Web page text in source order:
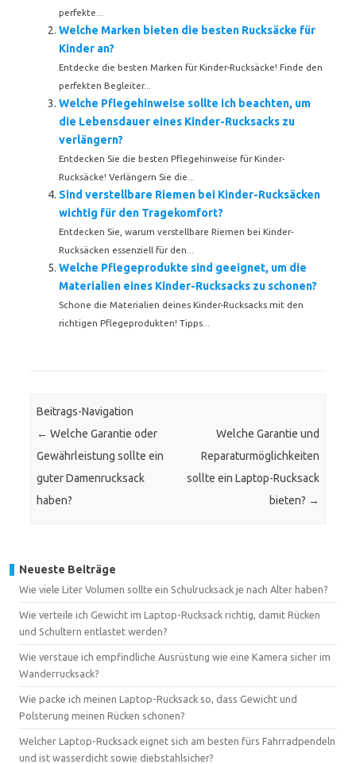
perfekte...
Welche Marken bieten die besten Rucksäcke für
Kinder an?
Entdecke die besten Marken für Kinder-Rucksäcke! Finde den
perfekten Begleiter...
Welche Pflegehinweise sollte ich beachten, um
die Lebensdauer eines Kinder-Rucksacks zu
verlängern?
Entdecken Sie die besten Pflegehinweise für Kinder-
Rucksäcke! Verlängern Sie die...
Sind verstellbare Riemen bei Kinder-Rucksäcken
wichtig für den Tragekomfort?
Entdecken Sie, warum verstellbare Riemen bei Kinder-
Rucksäcken essenziell für den...
Welche Pflegeprodukte sind geeignet, um die
Materialien eines Kinder-Rucksacks zu schonen?
Schone die Materialien deines Kinder-Rucksacks mit den
richtigen Pflegeprodukten! Tipps...
Beitrags-Navigation
← Welche Garantie oder
Gewährleistung sollte ein
guter Damenrucksack
haben?
Welche Garantie und
Reparaturmöglichkeiten
sollte ein Laptop-Rucksack
bieten? →
Neueste Beiträge
Wie viele Liter Volumen sollte ein Schulrucksack je nach Alter haben?
Wie verteile ich Gewicht im Laptop-Rucksack richtig, damit Rücken
und Schultern entlastet werden?
Wie verstaue ich empfindliche Ausrüstung wie eine Kamera sicher im
Wanderrucksack?
Wie packe ich meinen Laptop-Rucksack so, dass Gewicht und
Polsterung meinen Rücken schonen?
Welcher Laptop-Rucksack eignet sich am besten fürs Fahrradpendeln
und ist wasserdicht sowie diebstahlsicher?